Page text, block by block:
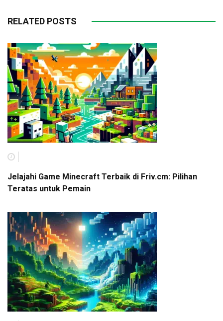
RELATED POSTS
Jelajahi Game Minecraft Terbaik di Friv.cm: Pilihan
Teratas untuk Pemain